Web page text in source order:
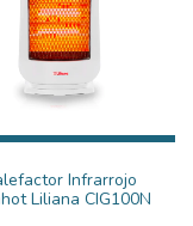
Infrarrojo
Liliana CIG100N